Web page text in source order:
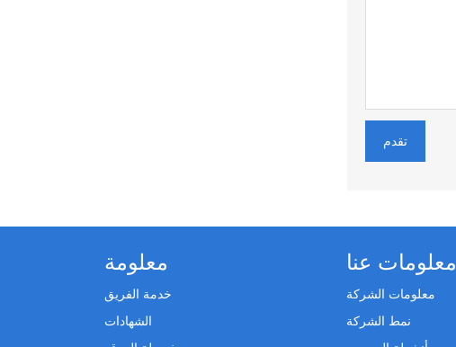
تقدم
معلومة
خدمة الفريق
الشهادات
معلومات عنا
معلومات الشركة
نمط الشركة